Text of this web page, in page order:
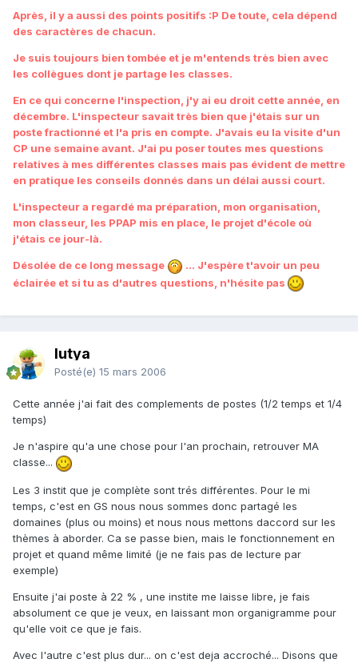
Après, il y a aussi des points positifs :P De toute, cela dépend
des caractères de chacun.
Je suis toujours bien tombée et je m'entends très bien avec
les collègues dont je partage les classes.
En ce qui concerne l'inspection, j'y ai eu droit cette année, en
décembre. L'inspecteur savait très bien que j'étais sur un
poste fractionné et l'a pris en compte. J'avais eu la visite d'un
CP une semaine avant. J'ai pu poser toutes mes questions
relatives à mes différentes classes mais pas évident de mettre
en pratique les conseils donnés dans un délai aussi court.
L'inspecteur a regardé ma préparation, mon organisation,
mon classeur, les PPAP mis en place, le projet d'école où
j'étais ce jour-là.
Désolée de ce long message
... J'espère t'avoir un peu
éclairée et si tu as d'autres questions, n'hésite pas
lutya
Posté(e) 15 mars 2006
Cette année j'ai fait des complements de postes (1/2 temps et 1/4
temps)
Je n'aspire qu'a une chose pour l'an prochain, retrouver MA
classe...
Les 3 instit que je complète sont trés différentes. Pour le mi
temps, c'est en GS nous nous sommes donc partagé les
domaines (plus ou moins) et nous nous mettons daccord sur les
thèmes à aborder. Ca se passe bien, mais le fonctionnement en
projet et quand même limité (je ne fais pas de lecture par
exemple)
Ensuite j'ai poste à 22 % , une instite me laisse libre, je fais
absolument ce que je veux, en laissant mon organigramme pour
qu'elle voit ce que je fais.
Avec l'autre c'est plus dur... on c'est deja accroché... Disons que